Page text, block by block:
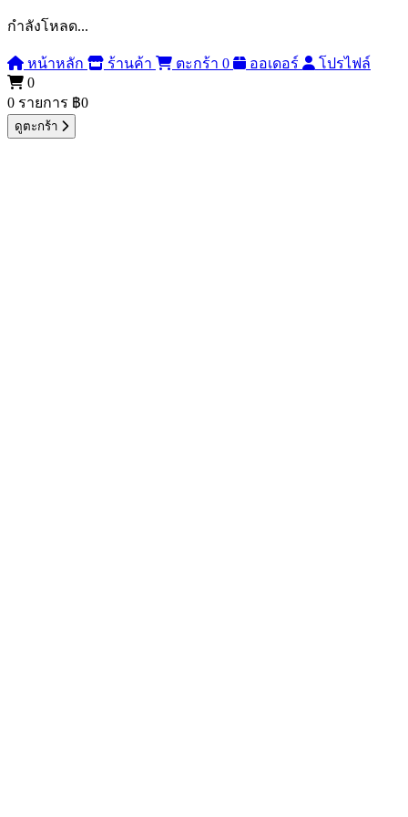
กำลังโหลด...
หน้าหลัก ร้านค้า ตะกร้า 0 ออเดอร์
โปรไฟล์
0
0 รายการ ฿0
ดูตะกร้า